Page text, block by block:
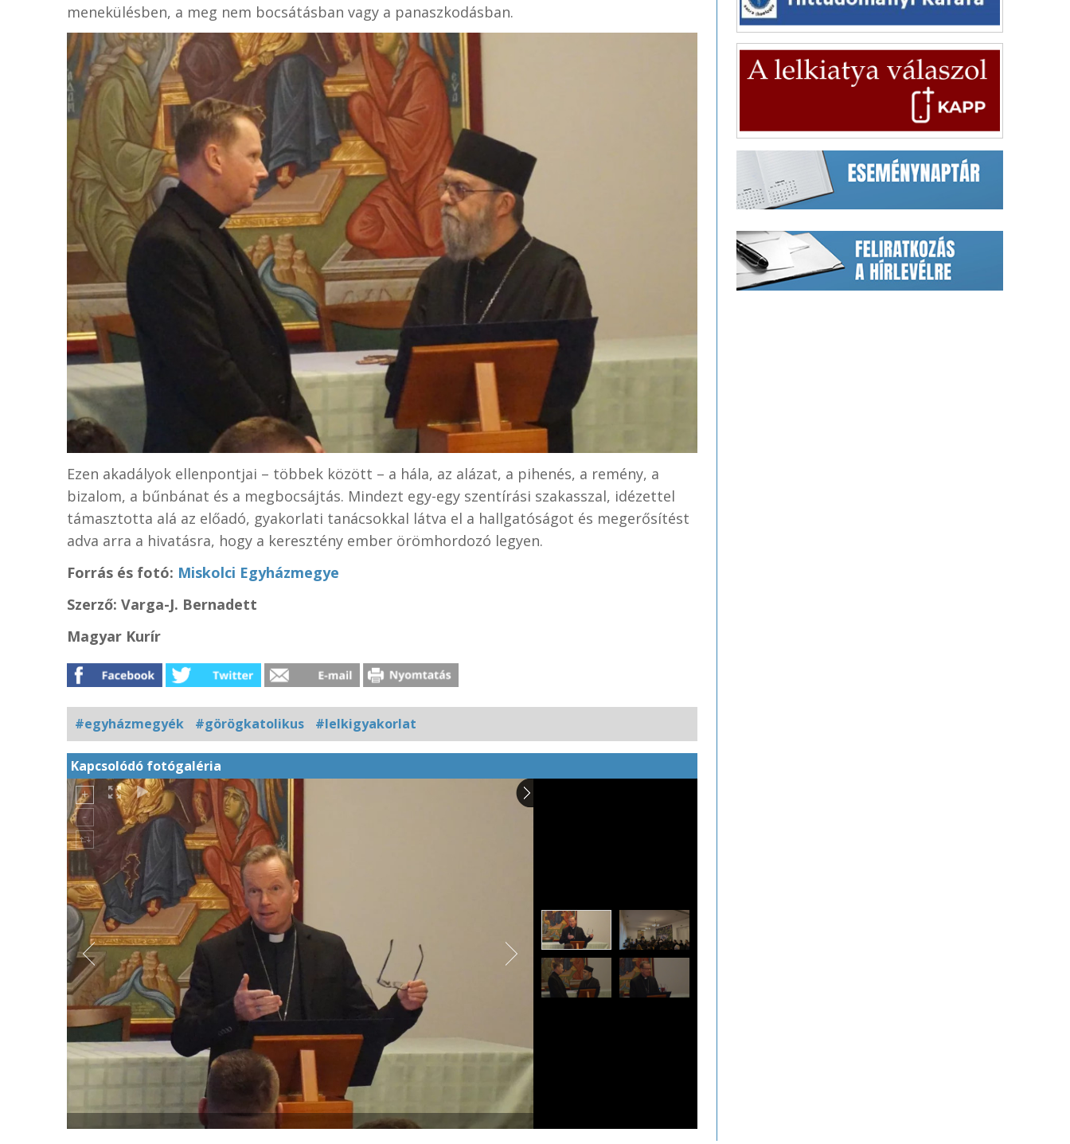
menekülésben, a meg nem bocsátásban vagy a panaszkodásban.
Ezen akadályok ellenpontjai – többek között – a hála, az alázat, a pihenés, a remény, a
bizalom, a bűnbánat és a megbocsájtás. Mindezt egy-egy szentírási szakasszal, idézettel
támasztotta alá az előadó, gyakorlati tanácsokkal látva el a hallgatóságot és megerősítést
adva arra a hivatásra, hogy a keresztény ember örömhordozó legyen.
Forrás és fotó: Miskolci Egyházmegye
Szerző: Varga-J. Bernadett
Magyar Kurír
#egyházmegyék #görögkatolikus #lelkigyakorlat
Kapcsolódó fotógaléria